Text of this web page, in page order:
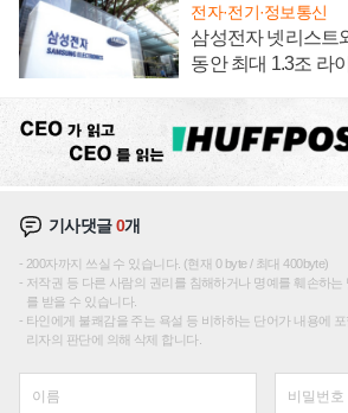
전자·전기·정보통신
삼성전자 넷리스트
동안 최대 1.3조 라
기사댓글0개
200자까지 쓰실 수 있습니다. (현재 0 byte / 최대 400byte)
저작권 등 다른 사람의 권리를 침해하거나 명예를 훼손하는
를 받을 수 있습니다.
타인에게 불쾌감을 주는 욕설 등 비하하는 단어가 내용에
리자의 판단에 의해 삭제 합니다.